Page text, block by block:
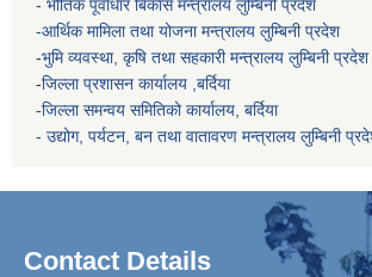
- भौतिक पूर्वाधार बिकास मन्त्रालय लुम्बिनी प्रदेश
-आर्थिक मामिला तथा योजना मन्त्रालय लुम्बिनी प्रदेश
-भुमि व्यवस्था, कृषि तथा सहकारी मन्त्रालय लुम्बिनी प्रदेश
-जिल्ला प्रशासन कार्यालय ,बर्दिया
-जिल्ला समन्वय समितिको कार्यालय, बर्दिया
- उद्योग, पर्यटन, बन तथा वातावरण मन्त्रालय लुम्बिनी
Contact Details